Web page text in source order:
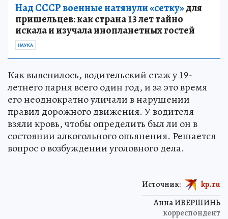
Над СССР военные натянули «сетку»для
пришельцев: как страна 13 лет тайно
искала и изучала инопланетных гостей
НАУКА
Как выяснилось, водительский стаж у 19-
летнего парня всего один год, и за это время
его неоднократно уличали в нарушении
правил дорожного движения. У водителя
взяли кровь, чтобы определить был ли он в
состоянии алкогольного опьянения. Решается
вопрос о возбуждении уголовного дела.
Анна ИВЕРШИНЬ
корреспондент
Источник: kp.ru